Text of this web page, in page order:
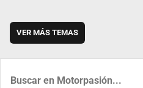
VER MÁS TEMAS